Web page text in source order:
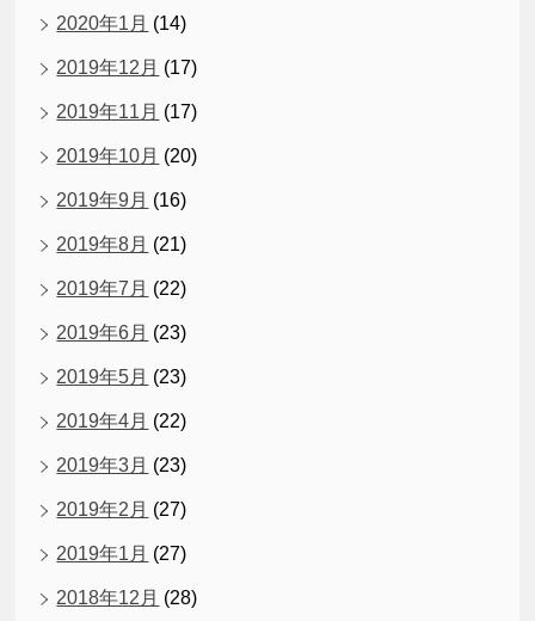
2020年1月 (14)
2019年12月 (17)
2019年11月 (17)
2019年10月 (20)
2019年9月 (16)
2019年8月 (21)
2019年7月 (22)
2019年6月 (23)
2019年5月 (23)
2019年4月 (22)
2019年3月 (23)
2019年2月 (27)
2019年1月 (27)
2018年12月 (28)